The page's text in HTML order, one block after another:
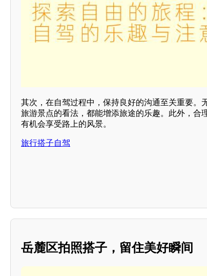
其次，在自驾过程中，保持良好的沟通至关重要。
旅游景点的看法，都能增添旅途的乐趣。此外，合
有机会享受路上的风景。
旅行搭子自驾
岳麓区拍照搭子，留住美好瞬间